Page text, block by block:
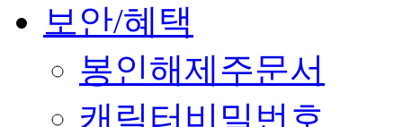
보안/혜택
봉인해제주문서
캐릭터비밀번호